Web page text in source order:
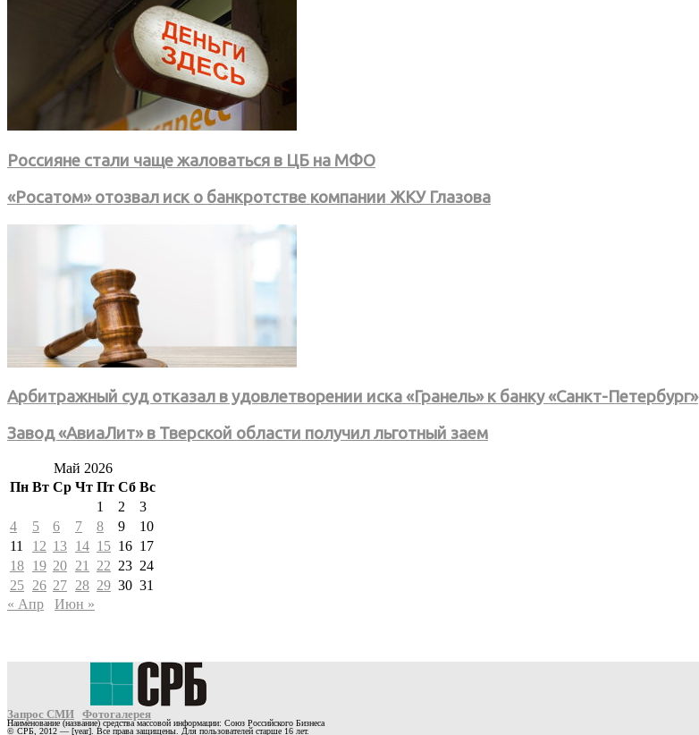
Россияне стали чаще жаловаться в ЦБ на МФО
«Росатом» отозвал иск о банкротстве компании ЖКУ Глазова
Арбитражный суд отказал в удовлетворении иска «Гранель» к банку «Санкт-Петербург»
Завод «АвиаЛит» в Тверской области получил льготный заем
Май 2026
Пн Вт Ср Чт Пт Сб Вс
1
2
3
4
5 6 7 8 9
10
11
12 13 14 15 16 17
18 19 20 21 22 23 24
25 26 27 28 29 30 31
« Апр
Июн »
Запрос СМИ Фотогалерея
Наименование (название) средства массовой информации: Союз Российского Бизнеса
© СРБ, 2012 — [year]. Все права защищены. Для пользователей старше 16 лет.